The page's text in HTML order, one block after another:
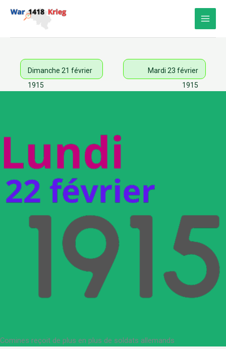
Dimanche 21 février
1915
Mardi 23 février
1915
Comines reçoit de plus en plus de soldats allemands